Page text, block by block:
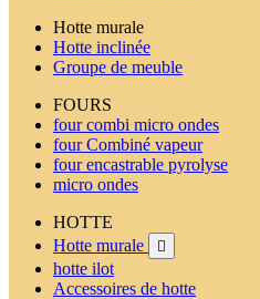
Hotte murale
Hotte inclinée
Groupe de meuble
FOURS
four combi micro ondes
four Combiné vapeur
four encastrable pyrolyse
micro ondes
HOTTE
Hotte murale

hotte ilot
Accessoires de hotte